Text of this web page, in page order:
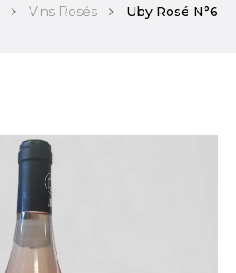
Vins Rosés
Uby Rosé N°6